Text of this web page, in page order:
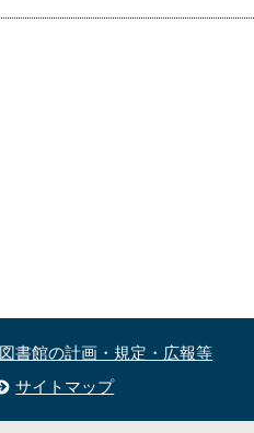
図書館の計画・規定・広報等
サイトマップ